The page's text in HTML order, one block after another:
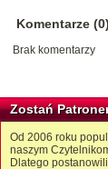
Komentarze (0)
Brak komentarzy
Zostań
Od 2006 roku
naszym
Dlatego